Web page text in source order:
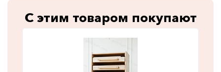
С этим товаром покупают